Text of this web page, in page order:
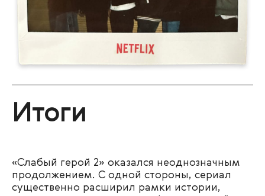
Итоги
«Слабый герой 2» оказался неоднозначным
продолжением. С одной стороны, сериал
существенно расширил рамки истории,